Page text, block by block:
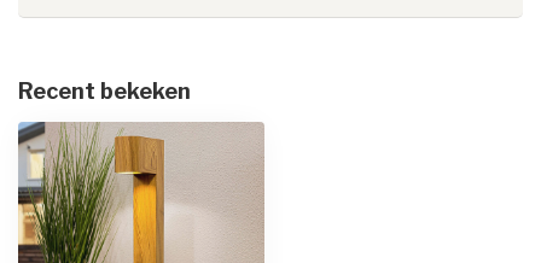
Recent bekeken